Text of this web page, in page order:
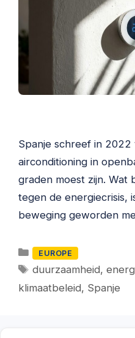
Spanje schreef in
airconditioning in
graden moest zijn. Wat
tegen de energiecrisis,
beweging geworden
Categorieën
EUROPE
Tags
duurzaamheid,
klimaatbeleid, Spanje